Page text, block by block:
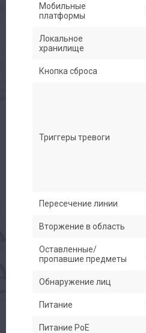
Мобильные
платформы
Локальное
хранилище
Кнопка сброса
Триггеры тревоги
Пересечение линии
Вторжение в область
Оставленные/
пропавшие предметы
Обнаружение лиц
Питание
Питание PoE